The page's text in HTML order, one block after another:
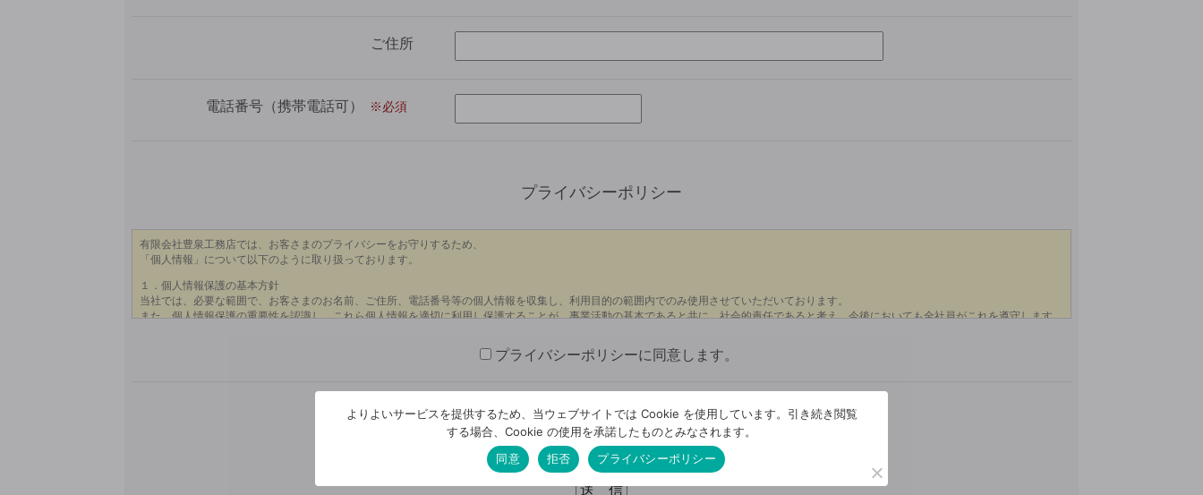
ご住所
電話番号（携帯電話可）
プライバシーポリシー
プライバシーポリシーに同意します。
※確認画面はございません。今一度、入力内容をご確認ください。
確認しました
よりよいサービスを提供するため、当ウェブサイトでは Cookie を使用しています。引き続き閲覧
する場合、Cookie の使用を承諾したものとみなされます。
同意
拒否 プライバシーポリシー